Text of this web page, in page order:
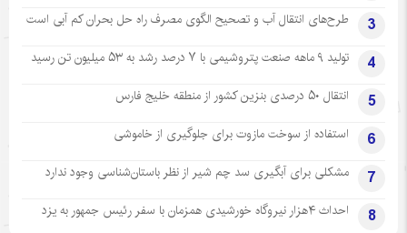
3 طرح‌های انتقال آب و تصحیح الگوی مصرف راه حل بحران کم آبی است
4 تولید ۹ ماهه صنعت پتروشیمی با ۷ درصد رشد به ۵۳ میلیون تن رسید
5 انتقال ۵۰ درصدی بنزین کشور از منطقه خلیج فارس
6 استفاده از سوخت مازوت برای جلوگیری از خاموشی
7 مشکلی برای آبگیری سد چم شیر از نظر باستان‌شناسی وجود ندارد
8 احداث ۴هزار نیروگاه خورشیدی همزمان با سفر رئیس جمهور به یزد